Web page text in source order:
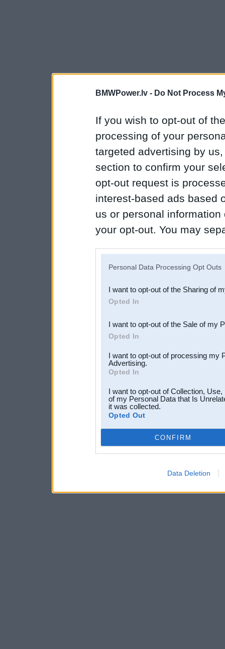
BMWPower.lv - Do Not Process
If you wish to opt-out of
processing of your
targeted advertising by
section to confirm your
opt-out request is
interest-based ads based
us or personal
your opt-out. You may
Downstream Participants
third parties.
Personal Data Processing Opt Outs
I want to opt-out of the Sharing of
Opted In
I want to opt-out of the Sale of my
Opted In
I want to opt-out of processing my
Advertising.
Opted In
I want to opt-out of Collection,
of my Personal Data that Is
it was collected.
Opted Out
CONFIRM
Data Deletion